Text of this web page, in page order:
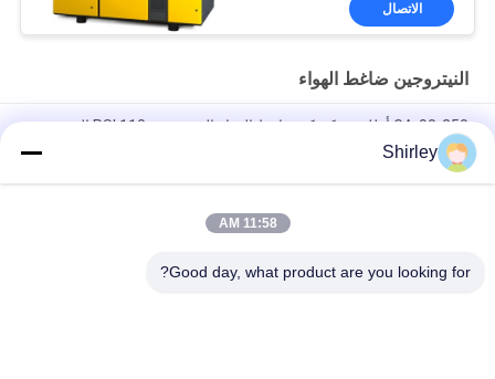
الاتصال
النيتروجين ضاغط الهواء
GA-90-250 أطلس - كوبكو ضاغط الهواء النيتروجين 110 PSI الموثوقية
العالية
كفاءة عالية انجرسول راند نظام النيتروجين ضاغط الهواء توفير الطاقة
Shirley
11:58 AM
Good day, what product are you looking for?